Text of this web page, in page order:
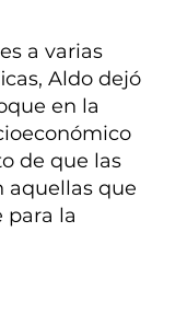
a varias
Aldo dejó
en la
de que las
aquellas que
para la